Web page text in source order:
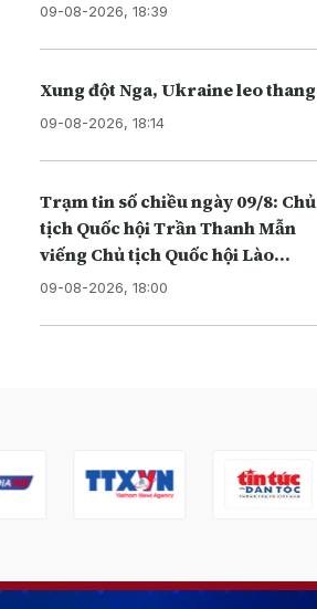
09-08-2026, 18:39
Xung đột Nga, Ukraine leo thang
09-08-2026, 18:14
Trạm tin số chiều ngày 09/8: Chủ
tịch Quốc hội Trần Thanh Mẫn
viếng Chủ tịch Quốc hội Lào
Xaysomphone Phomvihane
09-08-2026, 18:00